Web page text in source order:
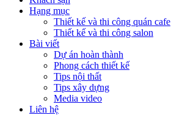
Hạng mục
Thiết kế và thi công quán cafe
Thiết kế và thi công salon
Bài viết
Dự án hoàn thành
Phong cách thiết kế
Tips nội thất
Tips xây dựng
Media video
Liên hệ